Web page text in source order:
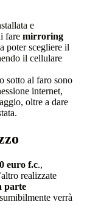
e
fare mirroring
poter scegliere il
il cellulare
sotto al faro sono
internet,
oltre a dare
euro f.c.,
realizzate
parte
verrà